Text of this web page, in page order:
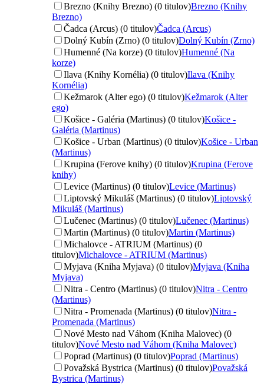
Brezno (Knihy Brezno) (0 titulov)Brezno (Knihy
Brezno)
Čadca (Arcus) (0 titulov)Čadca (Arcus)
Dolný Kubín (Zrno) (0 titulov)Dolný Kubín (Zrno)
Humenné (Na korze) (0 titulov)Humenné (Na
korze)
Ilava (Knihy Kornélia) (0 titulov)Ilava (Knihy
Kornélia)
Kežmarok (Alter ego) (0 titulov)Kežmarok (Alter
ego)
Košice - Galéria (Martinus) (0 titulov)Košice -
Galéria (Martinus)
Košice - Urban (Martinus) (0 titulov)Košice - Urban
(Martinus)
Krupina (Ferove knihy) (0 titulov)Krupina (Ferove
knihy)
Levice (Martinus) (0 titulov)Levice (Martinus)
Liptovský Mikuláš (Martinus) (0 titulov)Liptovský
Mikuláš (Martinus)
Lučenec (Martinus) (0 titulov)Lučenec (Martinus)
Martin (Martinus) (0 titulov)Martin (Martinus)
Michalovce - ATRIUM (Martinus) (0
titulov)Michalovce - ATRIUM (Martinus)
Myjava (Kniha Myjava) (0 titulov)Myjava (Kniha
Myjava)
Nitra - Centro (Martinus) (0 titulov)Nitra - Centro
(Martinus)
Nitra - Promenada (Martinus) (0 titulov)Nitra -
Promenada (Martinus)
Nové Mesto nad Váhom (Kniha Malovec) (0
titulov)Nové Mesto nad Váhom (Kniha Malovec)
Poprad (Martinus) (0 titulov)Poprad (Martinus)
Považská Bystrica (Martinus) (0 titulov)Považská
Bystrica (Martinus)